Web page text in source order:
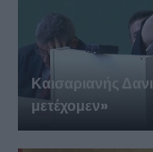
Καισαριανής
μετέχομεν»